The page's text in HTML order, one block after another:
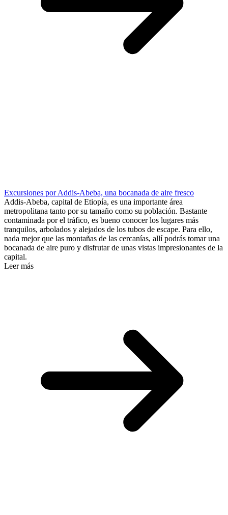
Excursiones por Addis-Abeba, una bocanada de aire fresco
Addis-Abeba, capital de Etiopía, es una importante área
metropolitana tanto por su tamaño como su población. Bastante
contaminada por el tráfico, es bueno conocer los lugares más
tranquilos, arbolados y alejados de los tubos de escape. Para ello,
nada mejor que las montañas de las cercanías, allí podrás tomar una
bocanada de aire puro y disfrutar de unas vistas impresionantes de la
capital.
Leer más